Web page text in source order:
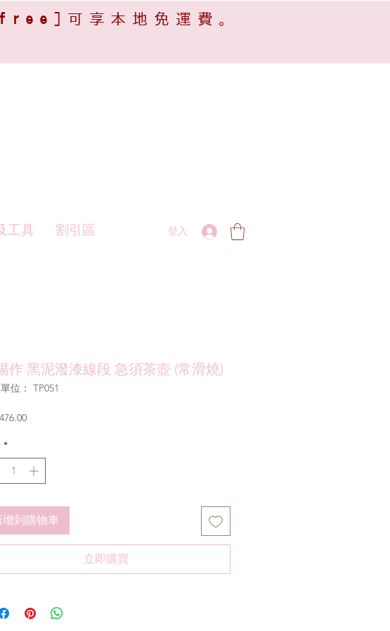
]可享本地免運費。
工具 割引區 登入
作 黑泥潑漆線段 急須茶壺 (常滑燒)
位： TP051
價
*
增到購物車
立即購買